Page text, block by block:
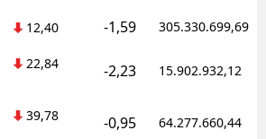
12,40 -1,59 305.330.699,69
22,84 -2,23 15.902.932,12
39,78 -0,95 64.277.660,44